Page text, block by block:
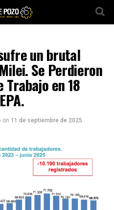
un brutal
Se Perdieron
Trabajo en 18
on 11 de septiembre de 2025